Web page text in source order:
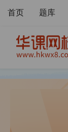
首页 题库